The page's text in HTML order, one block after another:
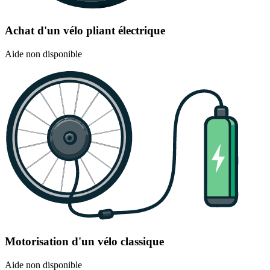
Achat d'un vélo pliant électrique
Aide non disponible
Motorisation d'un vélo classique
Aide non disponible